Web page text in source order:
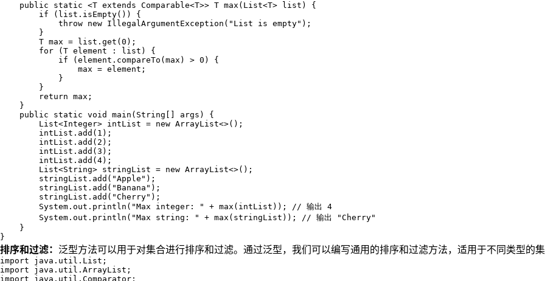
public static <T extends Comparable<T>> T max(List<T> list) {
if (list.isEmpty()) {
throw new IllegalArgumentException("List is empty");
}
T max = list.get(0);
for (T element : list) {
if (element.compareTo(max) > 0) {
max = element;
}
}
return max;
}
public static void main(String[] args) {
List<Integer> intList = new ArrayList<>();
intList.add(1);
intList.add(2);
intList.add(3);
intList.add(4);
List<String> stringList = new ArrayList<>();
stringList.add("Apple");
stringList.add("Banana");
stringList.add("Cherry");
System.out.println("Max integer: " + max(intList)); // 输出 4
System.out.println("Max string: " + max(stringList)); // 输出 "Cherry"
}
}
排序和过滤： 泛型方法可以用于对集合进行排序和过滤。通过泛型，我们可以编写通用的排序和过滤方法，适用于不同类型的
import java.util.List;
import java.util.ArrayList;
import java.util.Comparator;